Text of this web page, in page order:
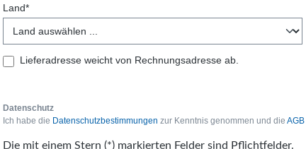
Land*
Lieferadresse weicht von Rechnungsadresse ab.
Datenschutz
Ich habe die Datenschutzbestimmungen zur Kenntnis genommen und die AGB
Die mit einem Stern (*) markierten Felder sind Pflichtfelder.